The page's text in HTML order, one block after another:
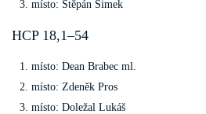
místo: Štěpán Šimek
HCP 18,1–54
místo: Dean Brabec ml.
místo: Zdeněk Pros
místo: Doležal Lukáš